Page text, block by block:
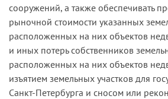
сооружений, а также обеспечивать
рыночной стоимости указанных
расположенных на них объектов
и иных потерь собственников
расположенных на них объектов
изъятием земельных участков для
Санкт-Петербурга и сносом или